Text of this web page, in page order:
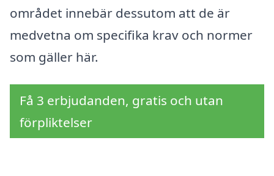
området innebär dessutom att de är
medvetna om specifika krav och normer
som gäller här.
Få 3 erbjudanden, gratis och utan
förpliktelser